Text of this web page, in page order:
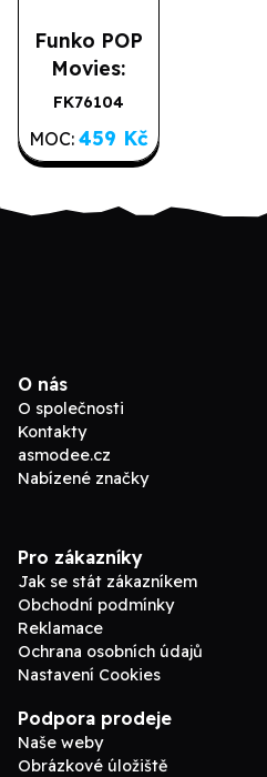
Funko POP
Movies:
John Wick
Poslední kusy
FK76104
MOC: 459 Kč
O nás
O společnosti
Kontakty
asmodee.cz
Nabízené značky
Pro zákazníky
Jak se stát zákazníkem
Obchodní podmínky
Reklamace
Ochrana osobních údajů
Nastavení Cookies
Podpora prodeje
Naše weby
Obrázkové úložiště